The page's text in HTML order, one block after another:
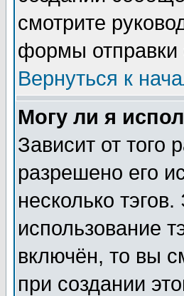
смотрите
формы
Вернуться к
Могу ли я
Зависит от того
разрешено его
несколько
использование
включён, то вы
при создании